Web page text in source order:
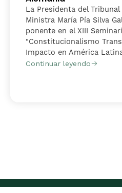
La Presidenta del
Ministra María Pía Silva
ponente en el XIII
"Constitucionalismo
Impacto en América
Continuar leyendo